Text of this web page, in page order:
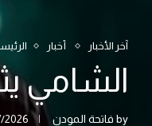
آخر الأخبار أخبار
الشامي
by فاتحة المودن 2026